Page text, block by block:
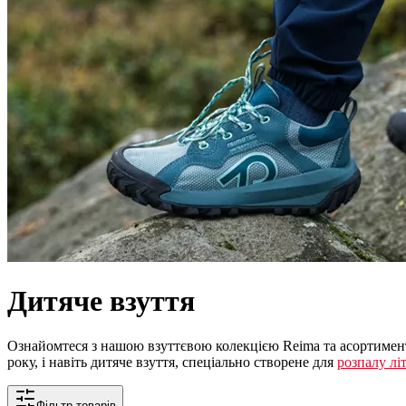
Дитяче взуття
Ознайомтеся з нашою взуттєвою колекцією Reima та
року, і навіть дитяче взуття, спеціально створене для розпалу